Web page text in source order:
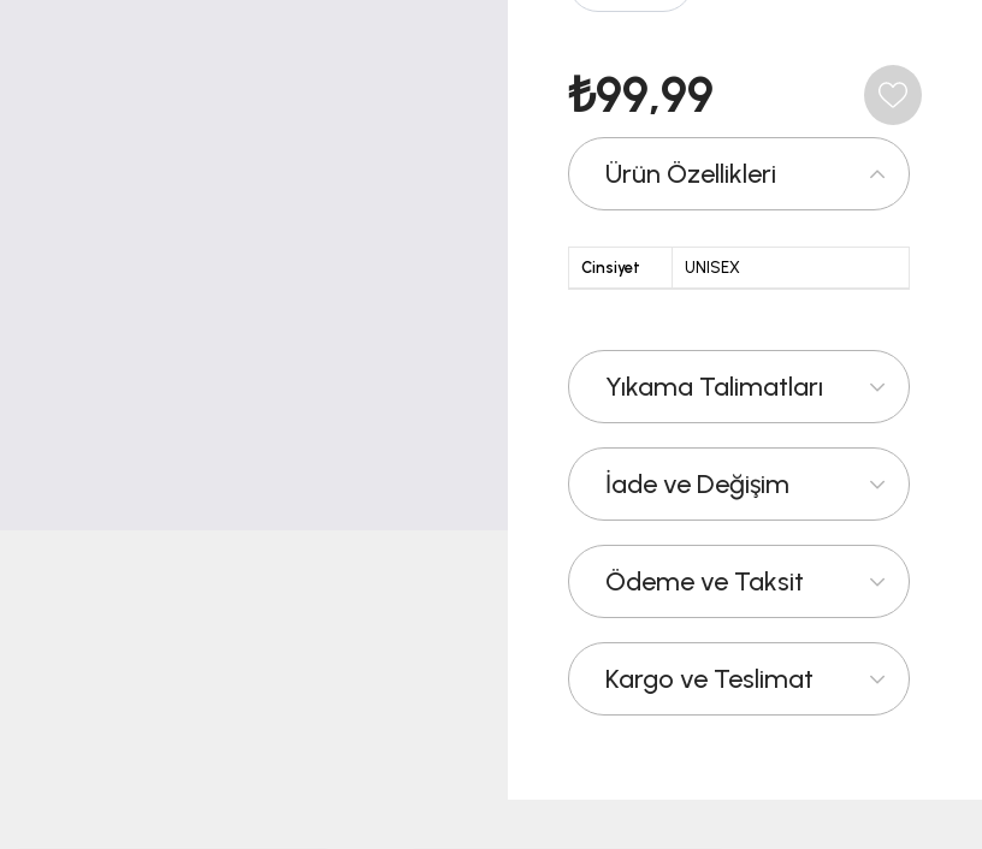
₺99,99
Ürün Özellikleri
Cinsiyet UNISEX
Yıkama Talimatları
İade ve Değişim
Ödeme ve Taksit
Kargo ve Teslimat